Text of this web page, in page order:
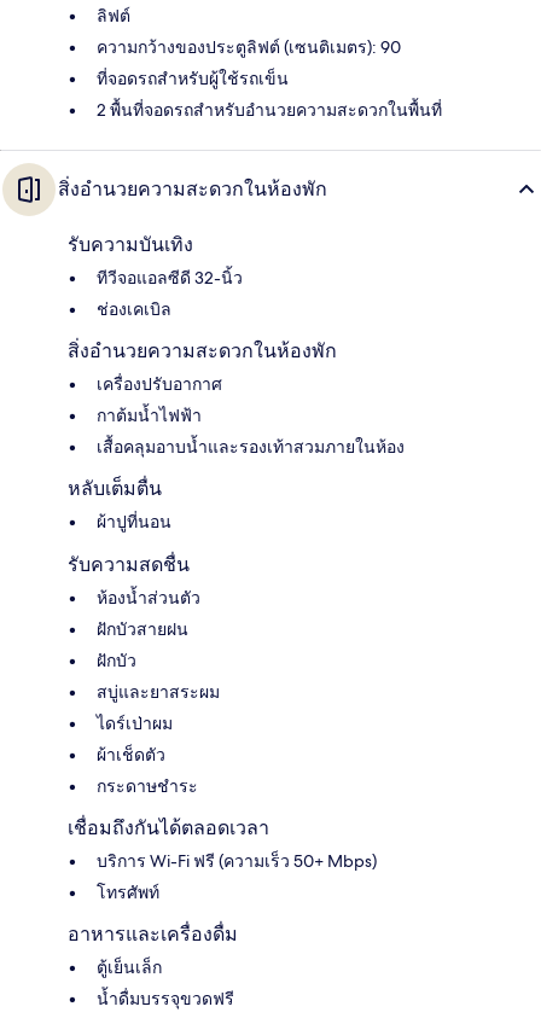
ลิฟต์
ความกว้างของประตูลิฟต์ (เซนติเมตร): 90
ที่จอดรถสำหรับผู้ใช้รถเข็น
2 พื้นที่จอดรถสำหรับอำนวยความสะดวกในพื้นที่
สิ่งอำนวยความสะดวกในห้องพัก
รับความบันเทิง
ทีวีจอแอลซีดี 32-นิ้ว
ช่องเคเบิล
สิ่งอำนวยความสะดวกในห้องพัก
เครื่องปรับอากาศ
กาต้มน้ำไฟฟ้า
เสื้อคลุมอาบน้ำและรองเท้าสวมภายในห้อง
หลับเต็มตื่น
ผ้าปูที่นอน
รับความสดชื่น
ห้องน้ำส่วนตัว
ฝักบัวสายฝน
ฝักบัว
สบู่และยาสระผม
ไดร์เป่าผม
ผ้าเช็ดตัว
กระดาษชำระ
เชื่อมถึงกันได้ตลอดเวลา
บริการ Wi-Fi ฟรี (ความเร็ว 50+ Mbps)
โทรศัพท์
อาหารและเครื่องดื่ม
ตู้เย็นเล็ก
น้ำดื่มบรรจุขวดฟรี